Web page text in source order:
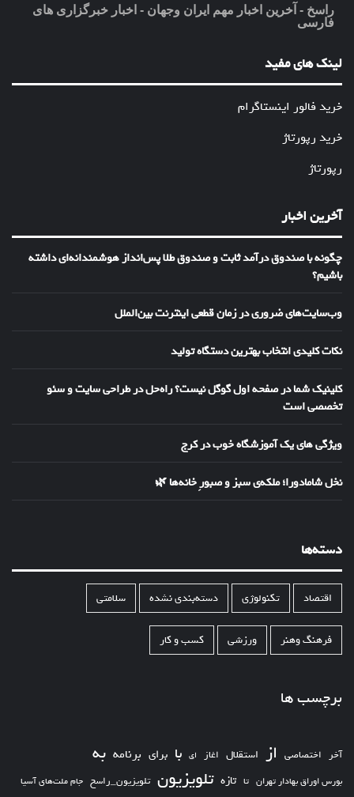
راسخ - آخرین اخبار مهم ایران وجهان - اخبار خبرگزاری های
فارسی
لینک های مفید
خرید فالور اینستاگرام
خرید رپورتاژ
رپورتاژ
آخرین اخبار
چگونه با صندوق درآمد ثابت و صندوق طلا پس‌انداز هوشمندانه‌ای داشته
باشیم؟
وب‌سایت‌های ضروری در زمان قطعی اینترنت بین‌الملل
نکات کلیدی انتخاب بهترین دستگاه تولید
کلینیک شما در صفحه اول گوگل نیست؟ راه‌حل در طراحی سایت و سئو
تخصصی است
ویژگی های یک آموزشگاه خوب در کرج
نخل شامادورا؛ ملکه‌ی سبز و صبورِ خانه‌ها 🌿
دسته‌ها
اقتصاد تکنولوژی دسته‌بندی نشده سلامتی
فرهنگ وهنر ورزشی کسب و کار
برچسب ها
آخر اختصاصی از استقلال اغاز ای با برای برنامه به
بورس اوراق بهادار تهران تا تازه تلویزیون تلویزیون_راسخ جام ملت‌های آسیا